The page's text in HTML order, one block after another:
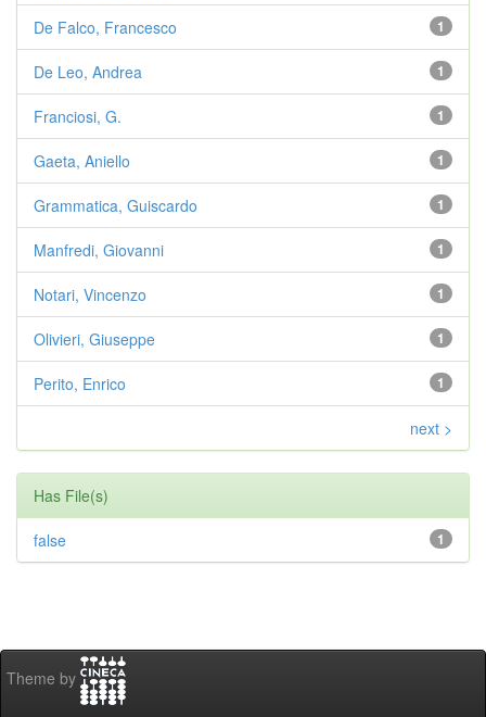
1
De Falco, Francesco
1
De Leo, Andrea
1
Franciosi, G.
1
Gaeta, Aniello
1
Grammatica, Guiscardo
1
Manfredi, Giovanni
1
Notari, Vincenzo
1
Olivieri, Giuseppe
1
Perito, Enrico
next >
Has File(s)
1
false
Theme by